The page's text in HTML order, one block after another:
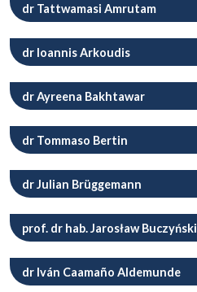
dr Tattwamasi Amrutam
dr Ioannis Arkoudis
dr Ayreena Bakhtawar
dr Tommaso Bertin
dr Julian Brüggemann
prof. dr hab. Jarosław Buczyński
dr Iván Caamaño Aldemunde